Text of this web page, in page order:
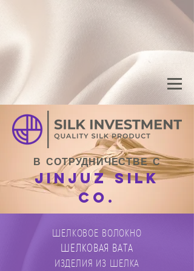
В СОТРУДНИЧЕСТВЕ С
JINJUZ SILK
CO.
ШЕЛКОВОЕ ВОЛОКНО
ШЕЛКОВАЯ ВАТА
ИЗДЕЛИЯ ИЗ ШЕЛКА